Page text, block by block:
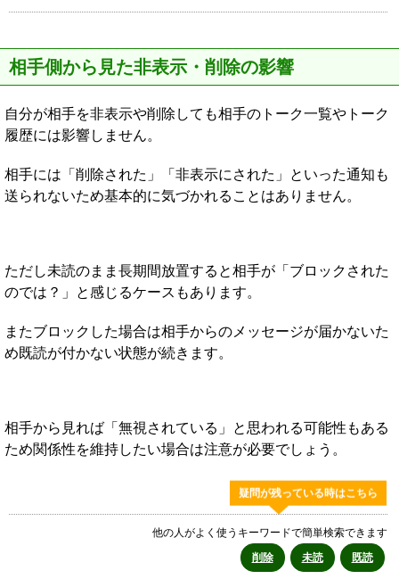
相手側から見た非表示・削除の影響
自分が相手を非表示や削除しても相手のトーク一覧やトーク
履歴には影響しません。
相手には「削除された」「非表示にされた」といった通知も
送られないため基本的に気づかれることはありません。
ただし未読のまま長期間放置すると相手が「ブロックされた
のでは？」と感じるケースもあります。
またブロックした場合は相手からのメッセージが届かないた
め既読が付かない状態が続きます。
相手から見れば「無視されている」と思われる可能性もある
ため関係性を維持したい場合は注意が必要でしょう。
疑問が残っている時はこちら
他の人がよく使うキーワードで簡単検索できます
削除
未読 既読